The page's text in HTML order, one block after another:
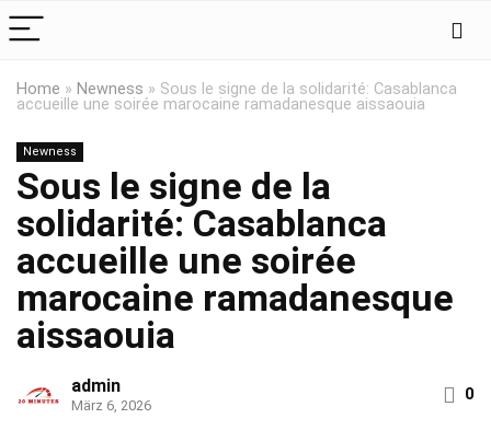
Home » Newness » Sous le signe de la solidarité: Casablanca
accueille une soirée marocaine ramadanesque aissaouia
Newness
Sous le signe de la
solidarité: Casablanca
accueille une soirée
marocaine ramadanesque
aissaouia
admin
März 6, 2026
0